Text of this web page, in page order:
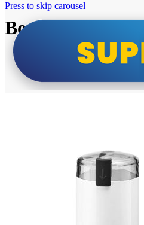
Bosch super cene
Press to skip carousel